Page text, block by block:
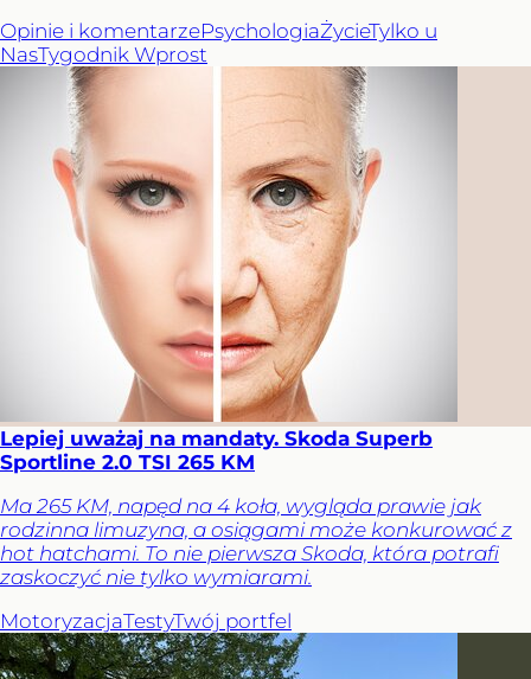
Opinie i komentarzePsychologiaŻycieTylko u
NasTygodnik Wprost
Lepiej uważaj na mandaty. Skoda Superb
Sportline 2.0 TSI 265 KM
Ma 265 KM, napęd na 4 koła, wygląda prawie jak
rodzinna limuzyna, a osiągami może konkurować z
hot hatchami. To nie pierwsza Skoda, która potrafi
zaskoczyć nie tylko wymiarami.
MotoryzacjaTestyTwój portfel